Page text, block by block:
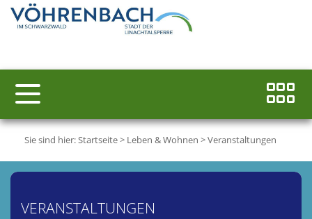
Sie sind hier:Startseite> Leben & Wohnen >Veranstaltungen
VERANSTALTUNGEN